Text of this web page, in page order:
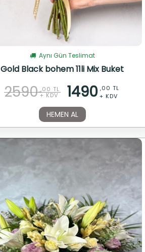
Aynı Gün Teslimat
Gold Black bohem 11li Mix Buket
2590 ,00 TL
+ KDV 1490 ,00 TL
+ KDV
HEMEN AL